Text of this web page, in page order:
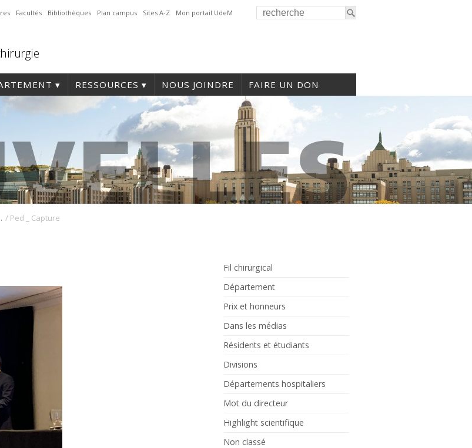
Facultés Bibliothèques Plan campus Sites A-Z Mon portail UdeM
RESSOURCES NOUS JOINDRE FAIRE UN DON
de l’Université de Montréal / Ped _ Capture
Fil chirurgical
Département
Prix et honneurs
Dans les médias
Résidents et étudiants
Divisions
Départements hospitaliers
Mot du directeur
Highlight scientifique
Non classé